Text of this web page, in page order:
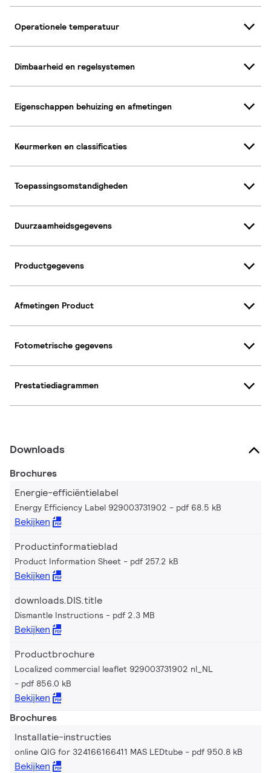
Operationele temperatuur
Dimbaarheid en regelsystemen
Eigenschappen behuizing en afmetingen
Keurmerken en classificaties
Toepassingsomstandigheden
Duurzaamheidsgegevens
Productgegevens
Afmetingen Product
Fotometrische gegevens
Prestatiediagrammen
Downloads
Brochures
Energie-efficiëntielabel
Energy Efficiency Label 929003731902 pdf 68.5 kB
Bekijken
Productinformatieblad
Product Information Sheet pdf 257.2 kB
Bekijken
downloads.DIS.title
Dismantle Instructions pdf 2.3 MB
Bekijken
Productbrochure
Localized commercial leaflet 929003731902 nl_NL
pdf 856.0 kB
Bekijken
Brochures
Installatie-instructies
online QIG for 324166166411 MAS LEDtube pdf 950.8 kB
Bekijken